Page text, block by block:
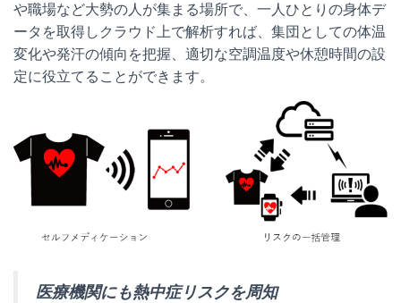
や職場など大勢の人が集まる場所で、一人ひとりの身体デ
ータを取得しクラウド上で解析すれば、集団としての体温
変化や発汗の傾向を把握、適切な空調温度や休憩時間の設
定に役立てることができます。
医療機関にも熱中症リスクを周知